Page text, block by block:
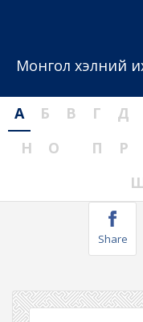
Монгол хэлний
А Б В Г Д
Н
О П Р
Share